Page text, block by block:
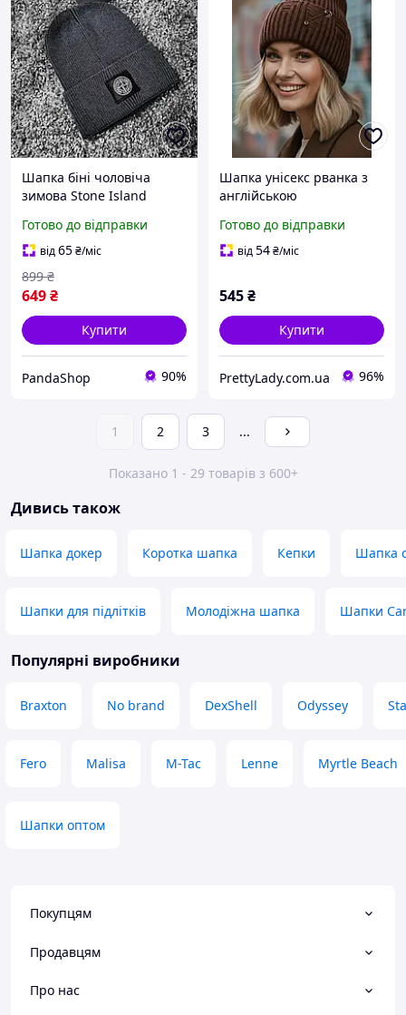
Шапка біні чоловіча
зимова Stone Island
Готово до відправки
від65₴/міс
649₴
899 ₴
Купити
PandaShop 90%
Шапка унісекс рванка з
англійською
та відворотом коричнева
(шоколад)
Готово до відправки
від54₴/міс
545₴
Купити
PrettyLady.com.ua 96%
1 2 3 ...
Показано 1 - 29 товарів з 600+
Дивись також
Шапка докер Коротка шапка Кепки Шапка
Шапки для підлітків Молодіжна шапка Шапки
Популярні виробники
Braxton No brand DexShell Odyssey
Fero Malisa M-Tac Lenne Myrtle Beach
Шапки оптом
Покупцям
Продавцям
Про нас